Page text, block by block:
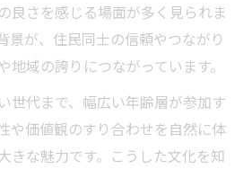
良さを感じる場面が多く見られま
景が、住民同士の信頼やつながり
地域の誇りにつながっています。
世代まで、幅広い年齢層が参加す
や価値観のすり合わせを自然に体
きな魅力です。こうした文化を知